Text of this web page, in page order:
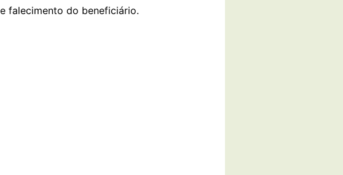
falecimento do beneficiário.